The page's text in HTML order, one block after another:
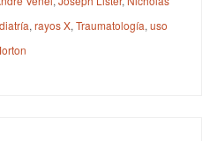
,rayos X,Traumatología,uso